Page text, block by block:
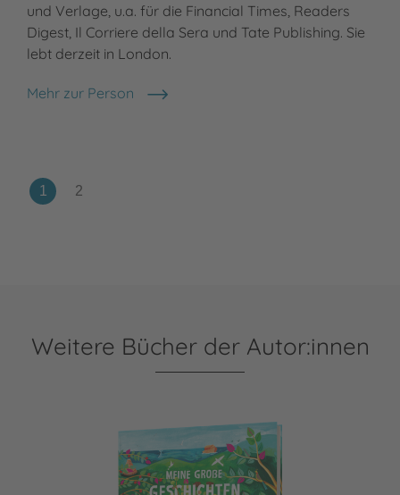
und Verlage, u.a. für die Financial Times, Readers
Digest, Il Corriere della Sera und Tate Publishing. Sie
lebt derzeit in London.
Mehr zur Person
Helena Perez Garcia
Weitere Bücher der Autor:innen